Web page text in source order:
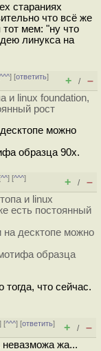
стараниях
что всё же
тот мем: "ну что
линукса на
^^^] [ответить]
+ / –
и linux foundation,
рост
можно
образца 90х.
^^] [^^^]
+ / –
и linux
есть постоянный
на десктопе можно
образца
тогда, что сейчас.
] [^^^] [ответить]
+ / –
жа...